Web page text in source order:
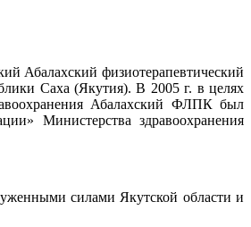
Абалахский физиотерапевтический
Саха (Якутия). В 2005 г. в целях
Абалахский ФЛПК был
Министерства здравоохранения
силами Якутской области и